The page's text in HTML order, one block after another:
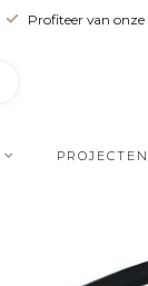
Profiteer van onze
PROJECTEN